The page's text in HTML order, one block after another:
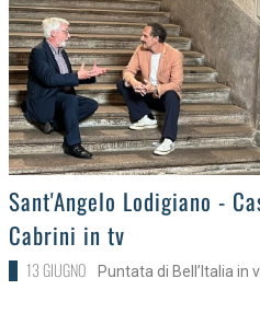
>
Sant'Angelo Lodigiano -
Cabrini in tv
13 GIUGNO Puntata di Bell’Italia in